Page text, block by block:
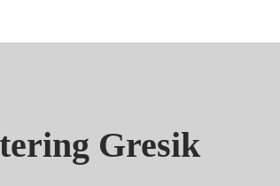
Gresik